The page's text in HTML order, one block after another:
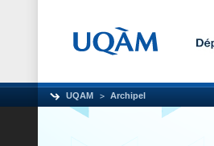
UQAM Archipel